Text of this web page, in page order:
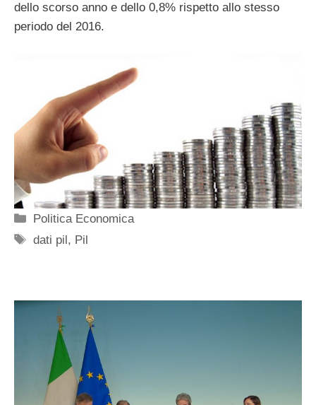
dello scorso anno e dello 0,8% rispetto allo stesso
periodo del 2016.
Categorie
Politica Economica
Tag
dati pil, Pil